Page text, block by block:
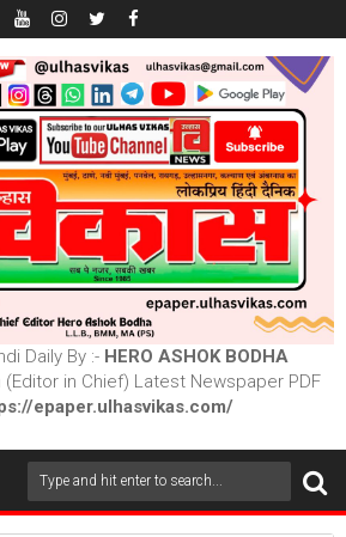
Daily By :- HERO ASHOK BODHA
in Chief) Latest Newspaper PDF
epaper.ulhasvikas.com/